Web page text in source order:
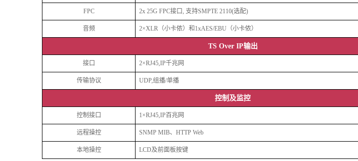
FPC 2x 25G FPC接口, 支持SMPTE 2110(选配)
音频 2×XLR （小卡侬）和 1xAES/EBU （小卡侬）
TS Over IP输出
接口 2×RJ45,IP千兆网
传输协议 UDP,组播/单播
控制及监控
控制接口 1×RJ45,IP百兆网
远程操控 SNMP MIB、HTTP Web
本地操控 LCD及前面板按键